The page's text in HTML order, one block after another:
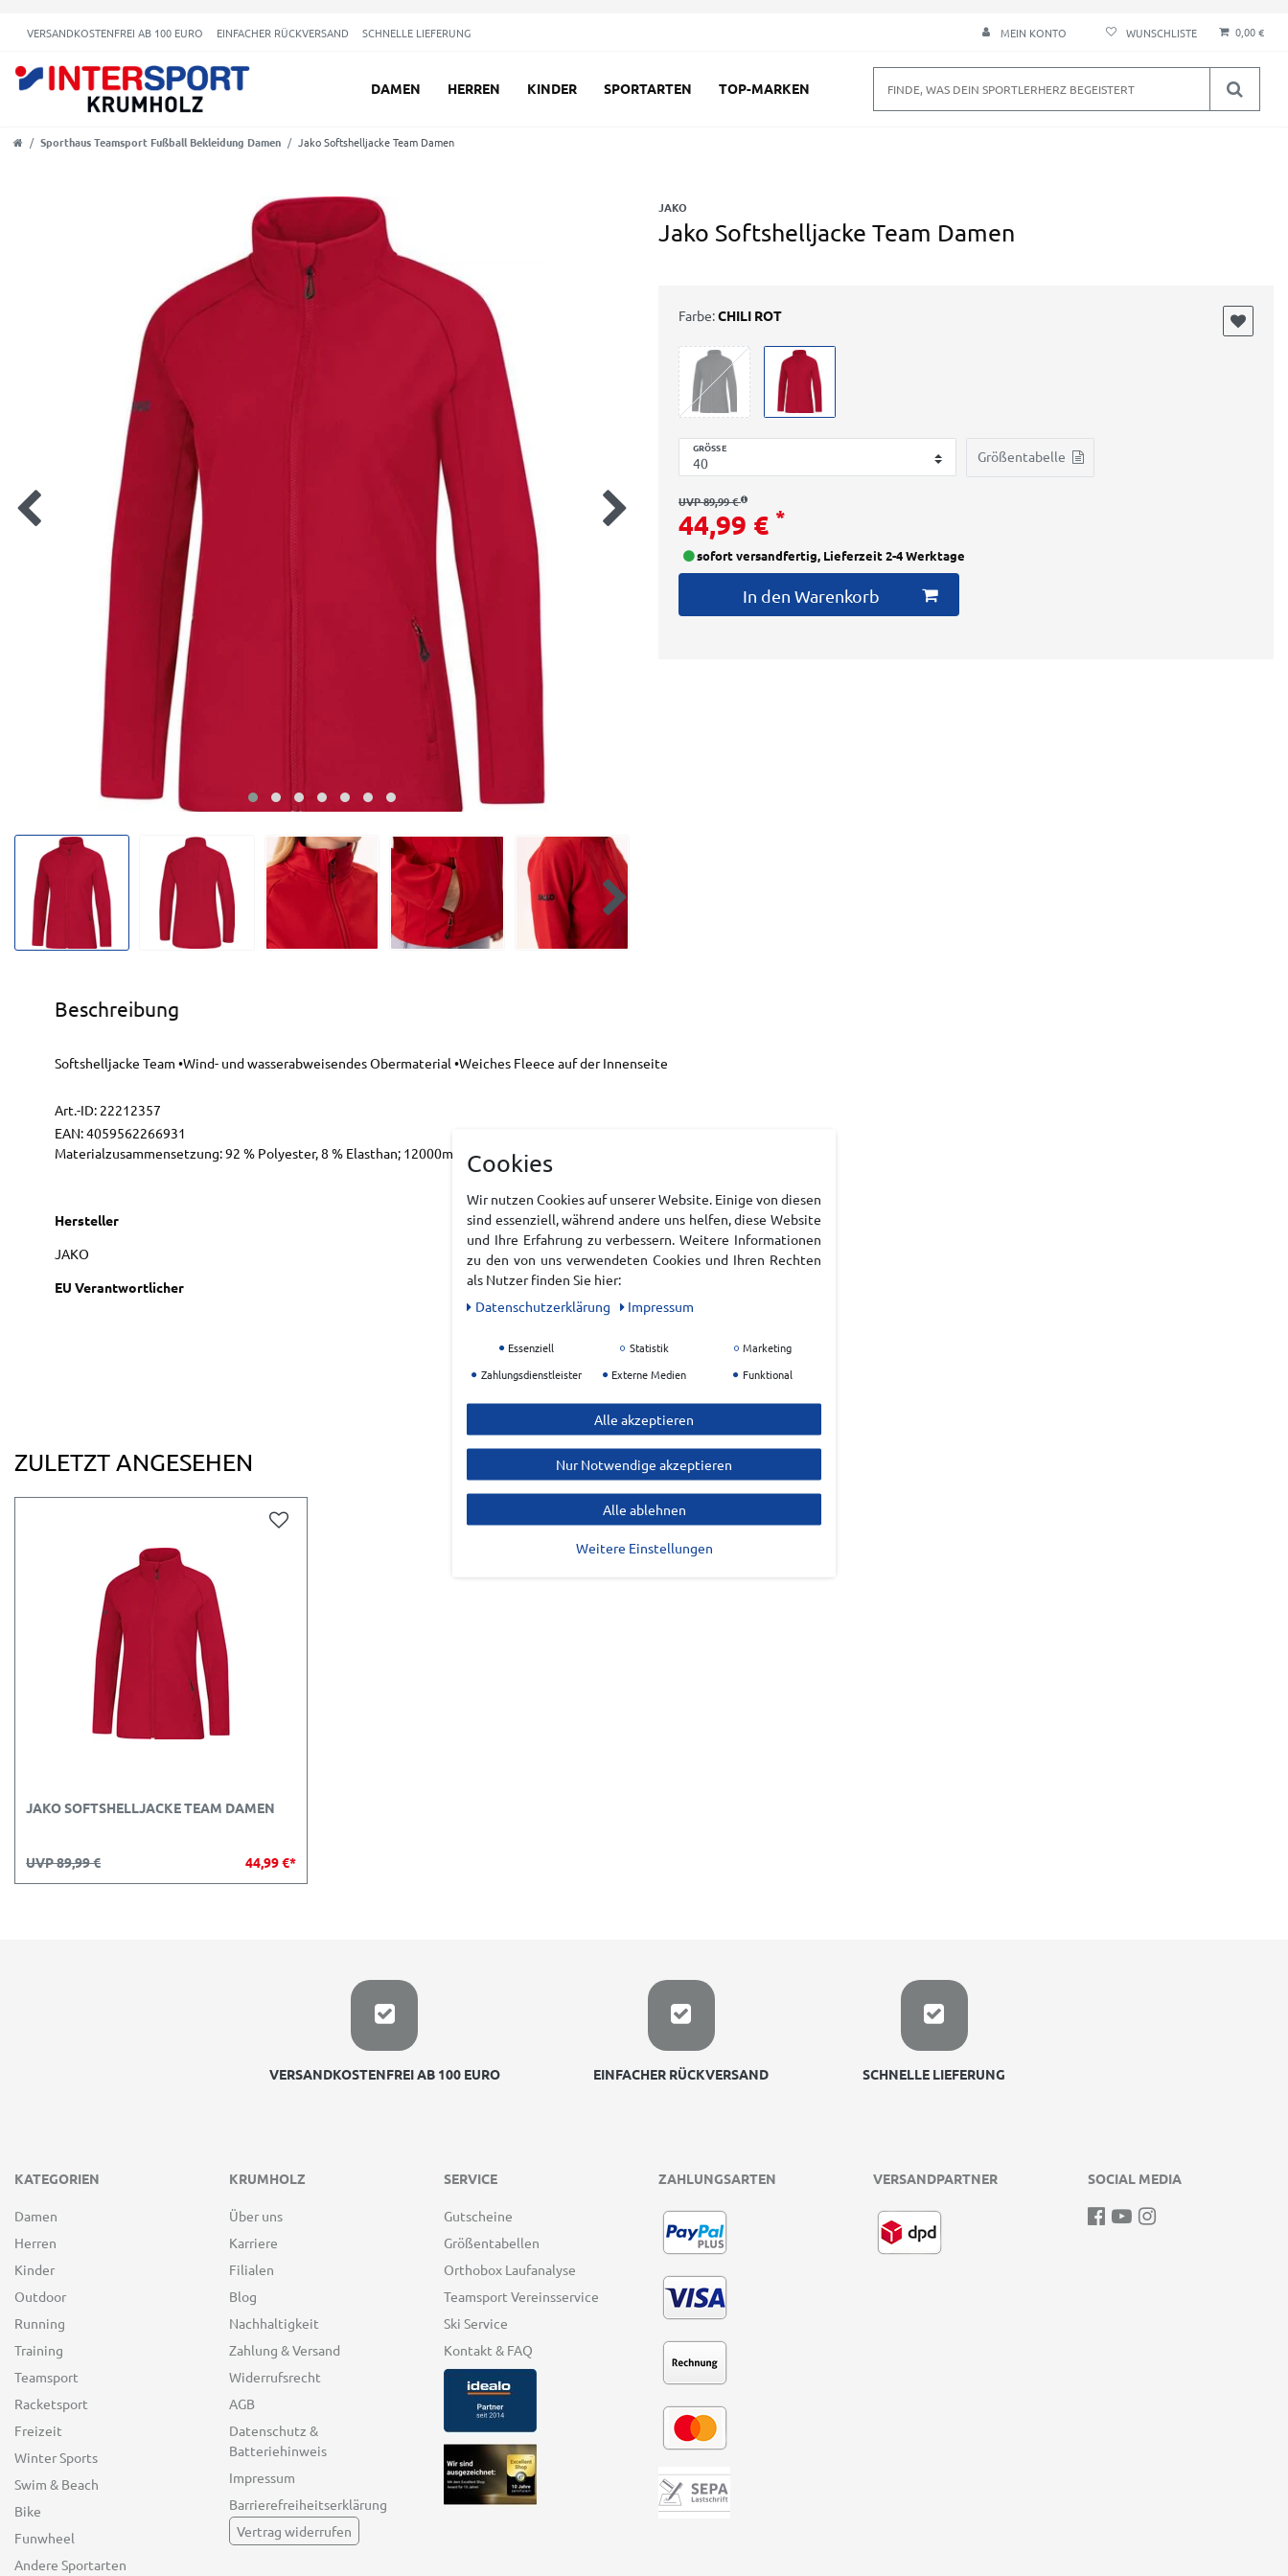
VERSANDKOSTENFREI AB 100 EURO EINFACHER RÜCKVERSAND SCHNELLE LIEFERUNG MEIN KONTO 0,00 €
DAMEN HERREN KINDER SPORTARTEN TOP-MARKEN
Sporthaus Teamsport Fußball Bekleidung Damen Jako Softshelljacke Team Damen
JAKO
Jako Softshelljacke Team Damen
GRÖSSE
Größentabelle
Farbe:CHILI ROT
UVP 89,99 €
44,99 € *
sofort versandfertig, Lieferzeit 2-4 Werktage
In den Warenkorb
Beschreibung
Softshelljacke Team •Wind- und wasserabweisendes Obermaterial •Weiches Fleece auf der Innenseite
Art.-ID: 22212357
EAN:4059562266931
Materialzusammensetzung: 92 % Polyester, 8 % Elasthan; 12000mm PU/6000 g/mý/24h
Hersteller
JAKO
EU Verantwortlicher
ZULETZT ANGESEHEN
JAKO SOFTSHELLJACKE TEAM DAMEN
UVP 89,99 € 44,99 €*
VERSANDKOSTENFREI AB 100 EURO EINFACHER RÜCKVERSAND SCHNELLE LIEFERUNG
KATEGORIEN
Damen
Herren
Kinder
Outdoor
Running
Training
Teamsport
Racketsport
Freizeit
Winter Sports
Swim & Beach
Bike
Funwheel
Andere Sportarten
KRUMHOLZ
Über uns
Karriere
Filialen
Blog
Nachhaltigkeit
Zahlung & Versand
Widerrufsrecht
AGB
Datenschutz &
Batteriehinweis
Impressum
Barrierefreiheitserklärung
Vertrag widerrufen
SERVICE
Gutscheine
Größentabellen
Orthobox Laufanalyse
Teamsport Vereinsservice
Ski Service
Kontakt & FAQ
ZAHLUNGSARTEN VERSANDPARTNER SOCIAL MEDIA
Cookies
Wir nutzen Cookies auf unserer Website. Einige von diesen
sind essenziell, während andere uns helfen, diese Website
und Ihre Erfahrung zu verbessern. Weitere Informationen
zu den von uns verwendeten Cookies und Ihren Rechten
als Nutzer finden Sie hier:
Daten­schutz­erklärung
Impressum
Essenziell Statistik
Marketing
Zahlungsdienstleister
Externe Medien Funktional
Alle akzeptieren
Nur Notwendige akzeptieren
Alle ablehnen
Weitere Einstellungen